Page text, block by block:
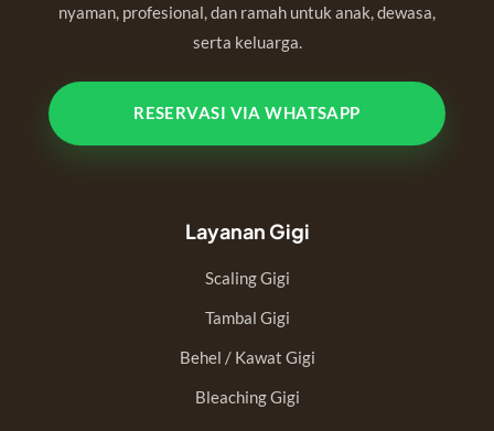
nyaman, profesional, dan ramah untuk anak, dewasa,
serta keluarga.
RESERVASI VIA WHATSAPP
Layanan Gigi
Scaling Gigi
Tambal Gigi
Behel / Kawat Gigi
Bleaching Gigi